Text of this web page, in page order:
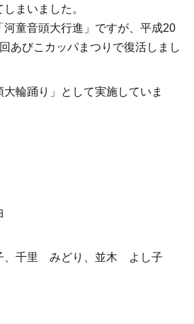
まいました。
童音頭大行進」ですが、平成20
あびこカッパまつりで復活しまし
輪踊り」として実施していま
千里 みどり、並木 よし子